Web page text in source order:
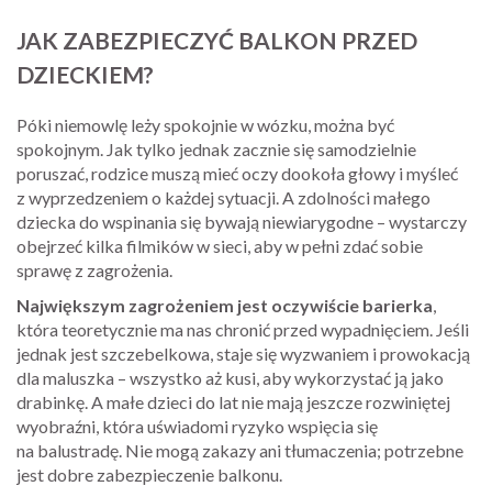
JAK ZABEZPIECZYĆ BALKON PRZED
DZIECKIEM?
Póki niemowlę leży spokojnie w wózku, można być
spokojnym. Jak tylko jednak zacznie się samodzielnie
poruszać, rodzice muszą mieć oczy dookoła głowy i myśleć
z wyprzedzeniem o każdej sytuacji. A zdolności małego
dziecka do wspinania się bywają niewiarygodne – wystarczy
obejrzeć kilka filmików w sieci, aby w pełni zdać sobie
sprawę z zagrożenia.
Największym zagrożeniem jest oczywiście barierka
która teoretycznie ma nas chronić przed wypadnięciem. Jeśli
jednak jest szczebelkowa, staje się wyzwaniem i prowokacją
dla maluszka – wszystko aż kusi, aby wykorzystać ją jako
drabinkę. A małe dzieci do lat nie mają jeszcze rozwiniętej
wyobraźni, która uświadomi ryzyko wspięcia się
na balustradę. Nie mogą zakazy ani tłumaczenia; potrzebne
jest dobre zabezpieczenie balkonu.